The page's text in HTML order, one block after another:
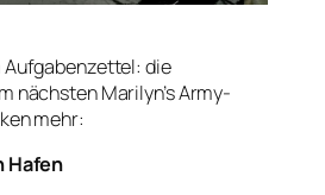
Aufgabenzettel: die
nächsten Marilyn’s Army-
mehr:
Hafen